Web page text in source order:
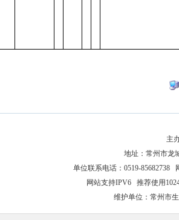
主
地址：常州市龙
单位联系电话：0519-85682738
网站支持IPV6 推荐使用
维护单位：常州市